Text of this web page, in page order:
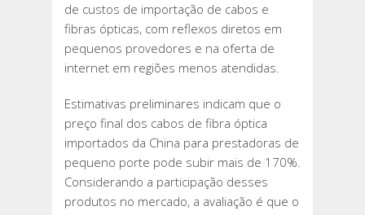
de custos de importação de cabos e
fibras ópticas, com reflexos diretos em
pequenos provedores e na oferta de
internet em regiões menos atendidas.
Estimativas preliminares indicam que o
preço final dos cabos de fibra óptica
importados da China para prestadoras de
pequeno porte pode subir mais de 170%.
Considerando a participação desses
produtos no mercado, a avaliação é que o